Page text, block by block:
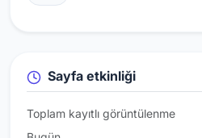
Sayfa etkinliği
Toplam kayıtlı görüntülenme